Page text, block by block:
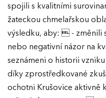
spojili s kvalitními
žateckou chmelařskou
výsledku, aby:  - změnili
nebo negativní názor na
seznámeni o historii
díky zprostředkované
ochotni Krušovice aktivně